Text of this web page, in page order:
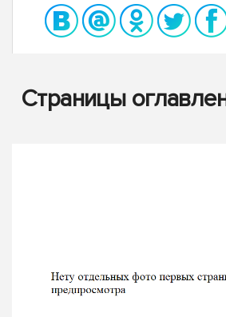
Страницы